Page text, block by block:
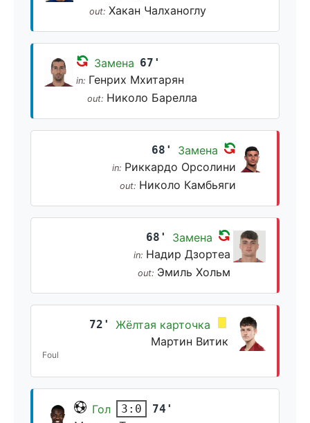
out: Хакан Чалханоглу
Замена 67'
in: Генрих Мхитарян
out: Николо Барелла
68' Замена
in: Риккардо Орсолини
out: Николо Камбьяги
68' Замена
in: Надир Дзортеа
out: Эмиль Хольм
72'
Жёлтая карточка
Мартин Витик
Foul
Гол 3:0 74'